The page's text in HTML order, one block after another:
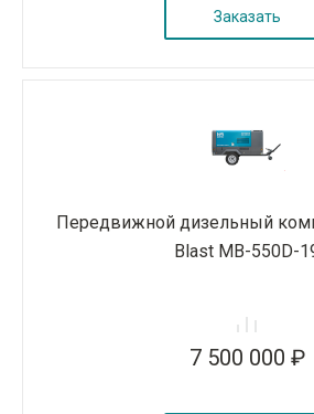
Заказать
Передвижной дизельный
Blast MB-550D-
7 500 000 ₽